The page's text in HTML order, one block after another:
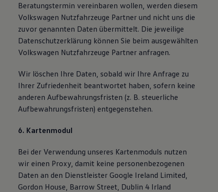
Beratungstermin vereinbaren wollen, werden diesem
Volkswagen Nutzfahrzeuge Partner und nicht uns die
zuvor genannten Daten übermittelt. Die jeweilige
Datenschutzerklärung können Sie beim ausgewählten
Volkswagen Nutzfahrzeuge Partner anfragen.
Wir löschen Ihre Daten, sobald wir Ihre Anfrage zu
Ihrer Zufriedenheit beantwortet haben, sofern keine
anderen Aufbewahrungsfristen (z. B. steuerliche
Aufbewahrungsfristen) entgegenstehen.
6. Kartenmodul
Bei der Verwendung unseres Kartenmoduls nutzen
wir einen Proxy, damit keine personenbezogenen
Daten an den Dienstleister Google Ireland Limited,
Gordon House, Barrow Street, Dublin 4 Irland